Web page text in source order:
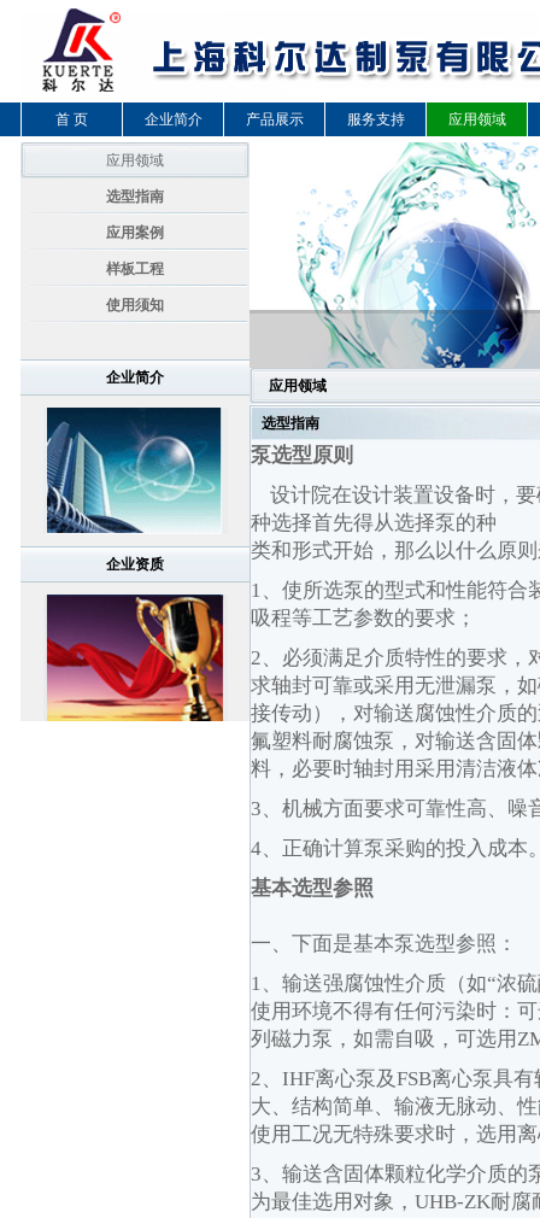
首 页 企业简介 产品展示 服务支持 应用领域
应用领域
选型指南
应用案例
样板工程
使用须知
企业简介
企业资质
应用领域
选型指南
泵选型原则
设计院在设计装置设备时，
种选择首先得从选择泵的种
类和形式开始，那么以什么原
1、使所选泵的型式和性能符合
吸程等工艺参数的要求；
2、必须满足介质特性的要求，
求轴封可靠或采用无泄漏泵，
接传动），对输送腐蚀性介质
氟塑料耐腐蚀泵，对输送含固
料，必要时轴封用采用清洁液
3、机械方面要求可靠性高、噪
4、正确计算泵采购的投入成本
基本选型参照
一、下面是基本泵选型参照：
1、输送强腐蚀性介质（如“浓
使用环境不得有任何污染时：
列磁力泵，如需自吸，可选用
2、 IHF离心泵及FSB离心泵具有
大、结构简单、输液无脉动、
使用工况无特殊要求时，选用
3、输送含固体颗粒化学介质的
为最佳选用对象， UHB-ZK耐腐